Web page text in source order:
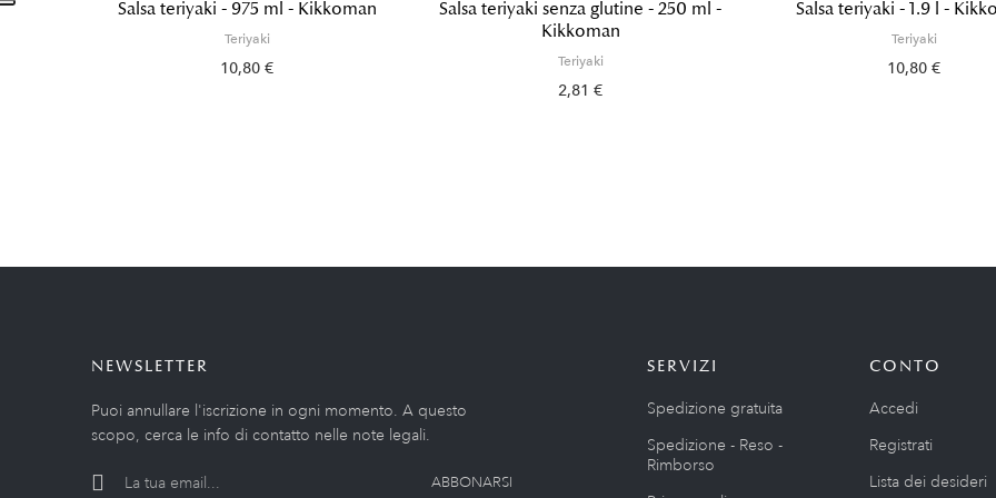
Salsa teriyaki - 975 ml - Kikkoman
Teriyaki
10,80 €
Salsa teriyaki senza glutine - 250 ml -
Kikkoman
Teriyaki
2,81 €
Salsa teriyaki - 1.9 l -
Teriyaki
10,80 €
NEWSLETTER
Puoi annullare l'iscrizione in ogni momento. A questo
scopo, cerca le info di contatto nelle note legali.
ABBONARSI
SERVIZI
Spedizione gratuita
Spedizione - Reso -
Rimborso
CONTO
Accedi
Registrati
Lista dei desideri